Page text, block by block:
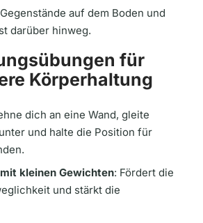
auf dem Boden und
darüber hinweg.
für
Körperhaltung
dich an eine Wand, gleite
und halte die Position für
kleinen Gewichten: Fördert die
und stärkt die